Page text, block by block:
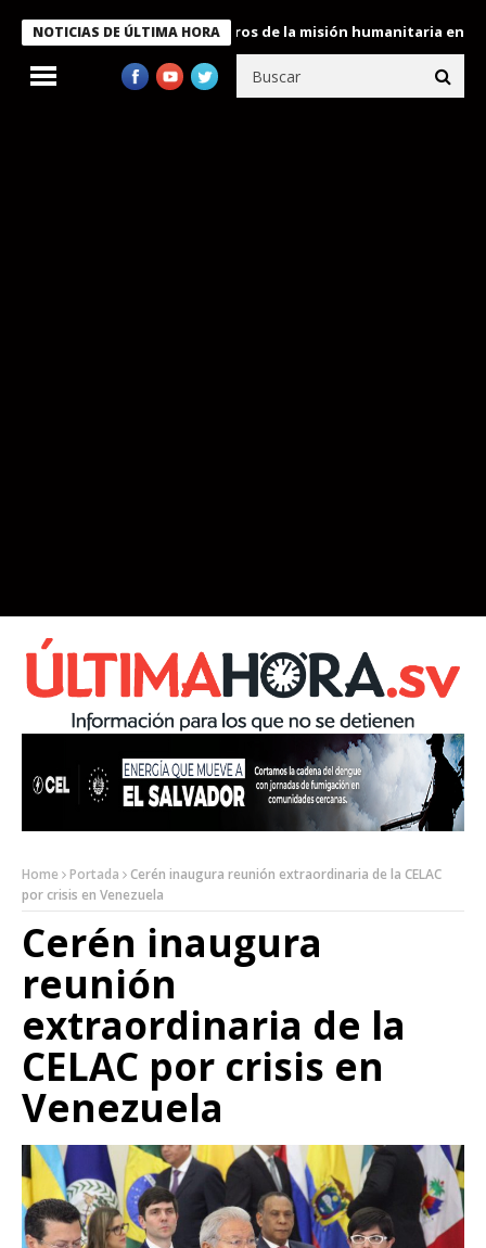
NOTICIAS DE ÚLTIMA HORA
condecora a miembros de la misión humanitaria enviada a
Home Portada
Cerén inaugura reunión extraordinaria de la CELAC
por crisis en Venezuela
Cerén inaugura
reunión
extraordinaria de la
CELAC por crisis en
Venezuela